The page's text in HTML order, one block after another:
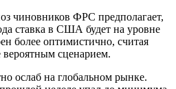
чиновников ФРС предполагает,
ставка в США будет на уровне
более оптимистично, считая
вероятным сценарием.
ослаб на глобальном рынке.